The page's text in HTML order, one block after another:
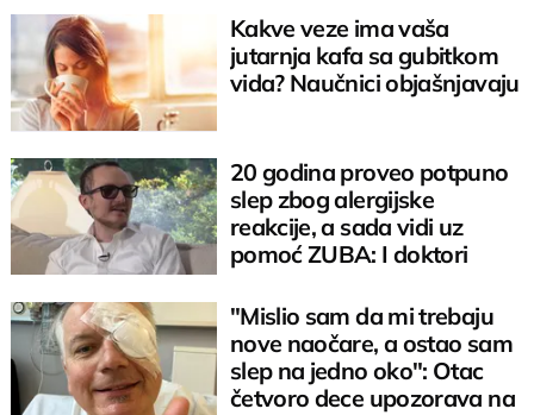
Kakve veze ima vaša
jutarnja kafa sa gubitkom
vida? Naučnici objašnjavaju
20 godina proveo potpuno
slep zbog alergijske
reakcije, a sada vidi uz
pomoć ZUBA: I doktori
"Mislio sam da mi trebaju
nove naočare, a ostao sam
slep na jedno oko": Otac
četvoro dece upozorava na